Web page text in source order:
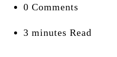
0 Comments
3 minutes Read